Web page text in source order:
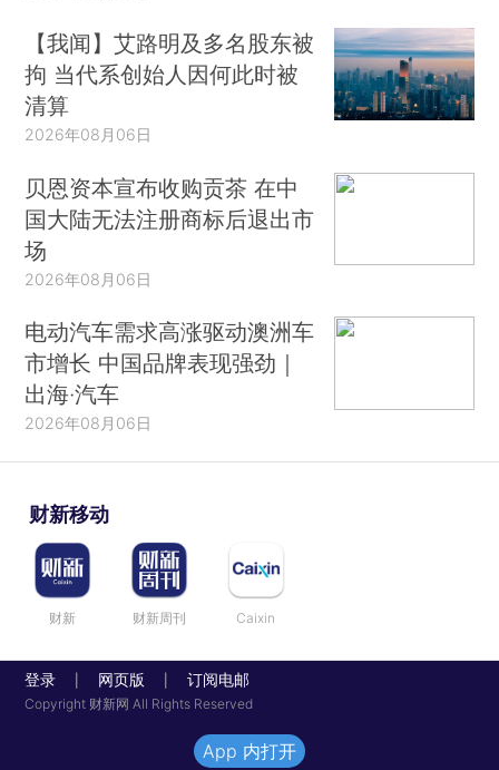
【我闻】艾路明及多名股东被
拘 当代系创始人因何此时被
清算
2026年08月06日
贝恩资本宣布收购贡茶 在中
国大陆无法注册商标后退出市
场
2026年08月06日
电动汽车需求高涨驱动澳洲车
市增长 中国品牌表现强劲｜
出海·汽车
2026年08月06日
财新移动
财新 财新周刊 Caixin
登录 网页版 订阅电邮
Copyright 财新网 All Rights Reserved
App 内打开